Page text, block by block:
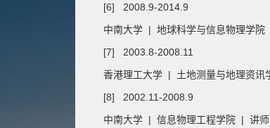
[6] 2008.9-2014.9
中南大学 | 地球科学与信息物理学
[7] 2003.8-2008.11
香港理工大学 | 土地测量与地理资
[8] 2002.11-2008.9
中南大学 | 信息物理工程学院 | 讲师